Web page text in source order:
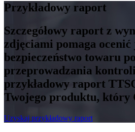
Przykładowy raport
Szczegółowy raport z
zdjęciami pomaga ocenić
bezpieczeństwo towaru
przeprowadzania
przykładowy raport
Twojego produktu, który
Uzyskaj przykładowy raport